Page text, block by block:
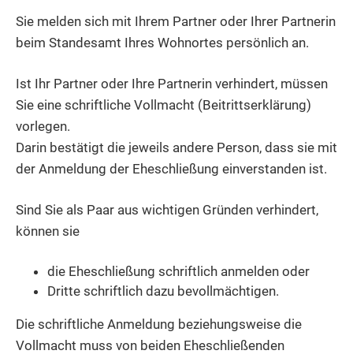
Sie melden sich mit Ihrem Partner oder Ihrer Partnerin
beim Standesamt Ihres Wohnortes persönlich an.
Ist Ihr Partner oder Ihre Partnerin verhindert, müssen
Sie eine schriftliche Vollmacht (Beitrittserklärung)
vorlegen.
Darin bestätigt die jeweils andere Person, dass sie mit
der Anmeldung der Eheschließung einverstanden ist.
Sind Sie als Paar aus wichtigen Gründen verhindert,
können sie
die Eheschließung schriftlich anmelden oder
Dritte schriftlich dazu bevollmächtigen.
Die schriftliche Anmeldung beziehungsweise die
Vollmacht muss von beiden Eheschließenden